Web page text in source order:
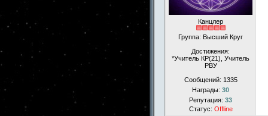
Канцлер
Группа: Высший Круг
Достижения:
*Учитель КР(21), Учитель
РВУ
Сообщений: 1335
Награды: 30
Репутация: 33
Статус: Offline